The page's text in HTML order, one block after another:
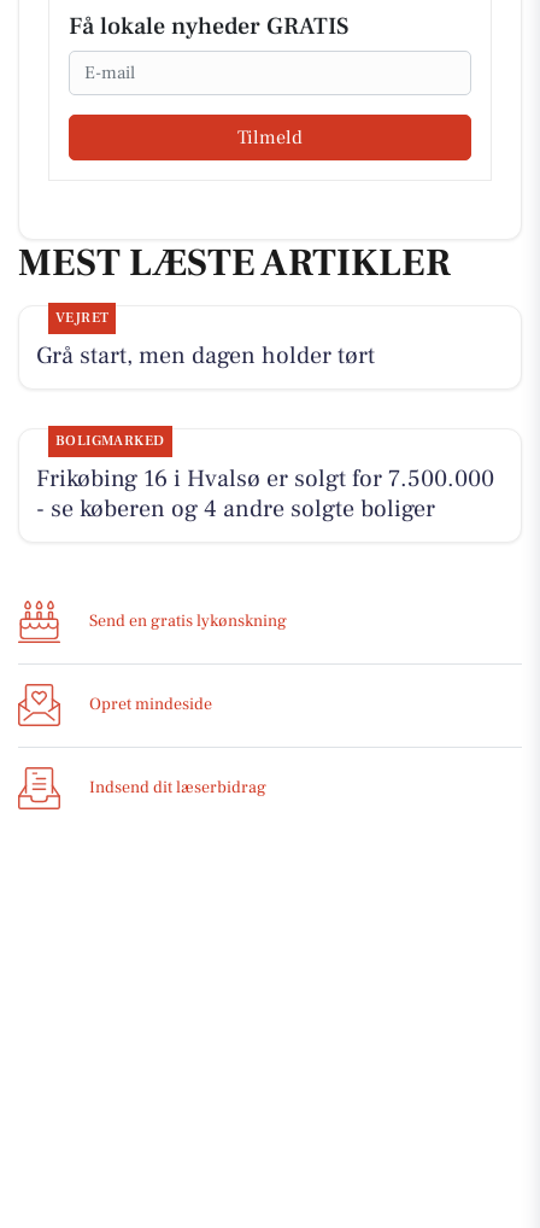
Få lokale nyheder GRATIS
Email
Tilmeld
MEST LÆSTE ARTIKLER
VEJRET
Grå start, men dagen holder tørt
BOLIGMARKED
Frikøbing 16 i Hvalsø er solgt for 7.500.000
- se køberen og 4 andre solgte boliger
Send en gratis lykønskning
Opret mindeside
Indsend dit læserbidrag